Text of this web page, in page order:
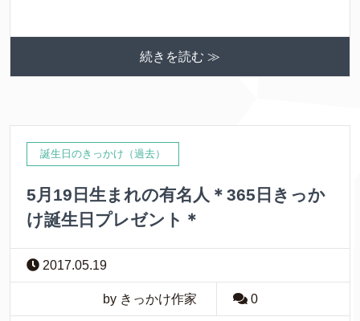
続きを読む ≫
誕生日のきっかけ（過去）
5月19日生まれの有名人＊365日きっか
け誕生日プレゼント＊
2017.05.19
by きっかけ作家 0